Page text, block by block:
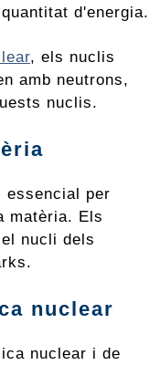
d'energia.
, els nuclis
amb neutrons,
nuclis.
essencial per
matèria. Els
nucli dels
nuclear
nuclear i de